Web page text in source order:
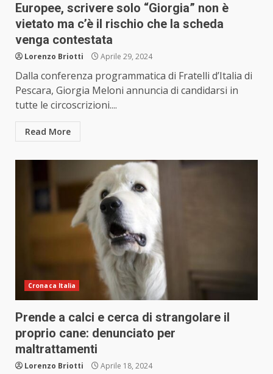
Europee, scrivere solo “Giorgia” non è
vietato ma c’è il rischio che la scheda
venga contestata
Lorenzo Briotti Aprile 29, 2024
Dalla conferenza programmatica di Fratelli d’Italia di
Pescara, Giorgia Meloni annuncia di candidarsi in
tutte le circoscrizioni....
Read More
Cronaca Italia
Prende a calci e cerca di strangolare il
proprio cane: denunciato per
maltrattamenti
Lorenzo Briotti Aprile 18, 2024